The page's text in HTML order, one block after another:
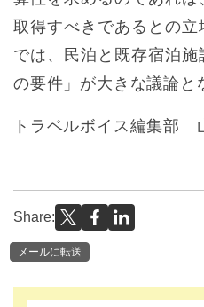
取得すべきであるとの
では、民泊と既存宿泊
の要件」が大きな議論と
トラベルボイス編集部
Share:
メールに転送